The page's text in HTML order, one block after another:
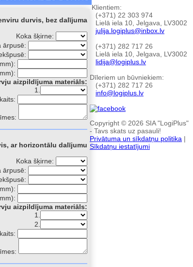
durvis, bez dalījuma
Koka šķirne:
ārpusē:
aizpildījuma materiāls:
1.
ar horizontālu dalījumu
Koka šķirne:
ārpusē:
aizpildījuma materiāls:
1.
2.
Klientiem:
(+371) 22 303 974
Lielā iela 10, Jelgava, LV3002
julija.logiplus@inbox.lv
(+371) 282 717 26
Lielā iela 10, Jelgava, LV3002
lidija@logiplus.lv
Dīleriem un būvniekiem:
(+371) 282 717 26
info@logiplus.lv
Copyright © 2026 SIA "LogiPlus"
- Tavs skats uz pasauli!
Privātuma un sīkdatņu politika |
Sīkdatņu iestatījumi